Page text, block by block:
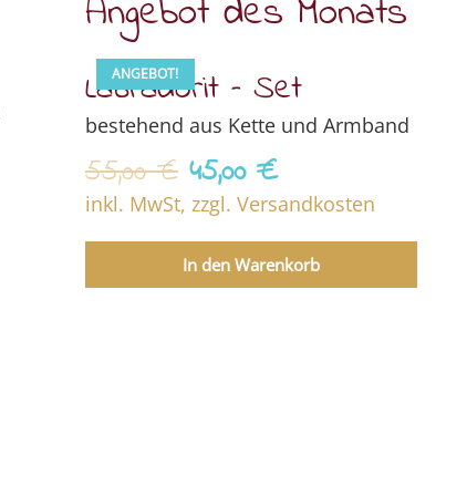
Angebot des Monats
ANGEBOT!
Labradorit – Set
bestehend aus Kette und Armband
55,00€ Ursprünglicher
Preis
war:
55,00 €
45,00 €Aktueller
Preis
ist:
45,00 €.
inkl. MwSt, zzgl. Versandkosten
In den Warenkorb